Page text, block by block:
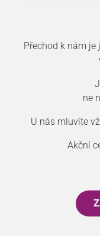
Přechod k nám
ne
U nás mluvíte
Akční